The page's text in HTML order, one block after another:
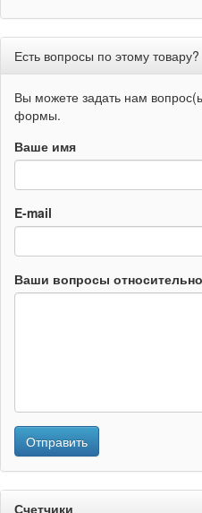
Есть вопросы по этому товару?
Вы можете задать нам
формы.
Ваше имя
E-mail
Ваши вопросы
Отправить
Счетчики